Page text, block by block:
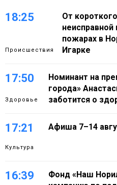
18:25
Происшествия
От
пожарах в
Игарке
17:50
Здоровье
Номинант на
города»
заботится о
17:21
Культура
Афиша 7–14
16:39
Фонд «Наш